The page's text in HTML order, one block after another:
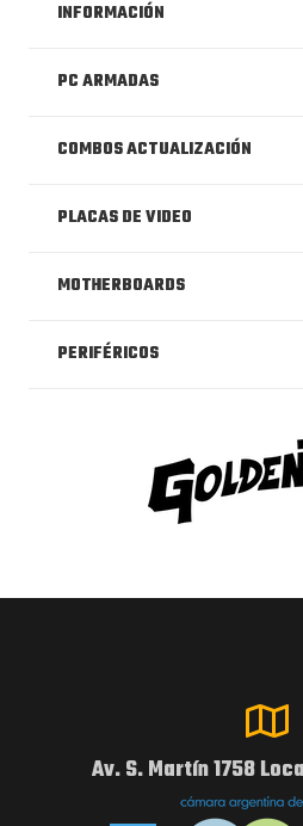
INFORMACIÓN
PC ARMADAS
COMBOS ACTUALIZACIÓN
PLACAS DE VIDEO
MOTHERBOARDS
PERIFÉRICOS
Av. S. Martín 1758